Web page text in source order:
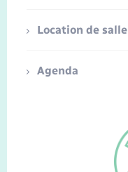
Location de salle
Agenda